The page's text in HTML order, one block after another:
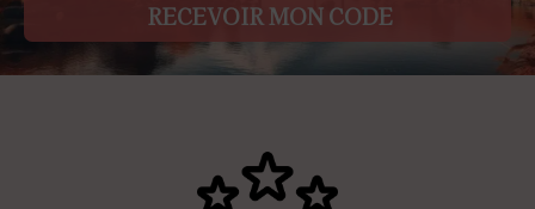
RECEVOIR MON CODE